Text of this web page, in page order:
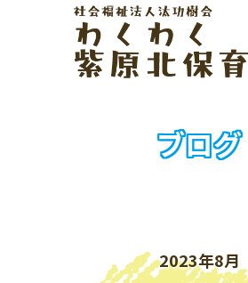
ブログ
2023年8月